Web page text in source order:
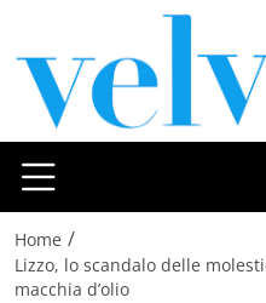
Home /
Lizzo, lo scandalo delle
macchia d’olio